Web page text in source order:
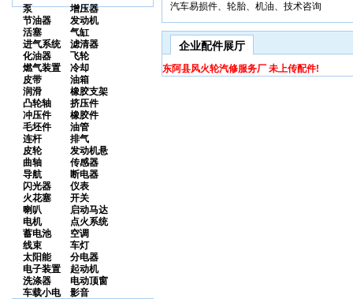
泵
增压器
节油器
发动机
活塞
气缸
进气系统
滤清器
化油器
飞轮
燃气装置
冷却
皮带
油箱
润滑
橡胶支架
凸轮轴
挤压件
冲压件
橡胶件
毛坯件
油管
连杆
排气
皮轮
发动机悬
曲轴
传感器
导航
断电器
闪光器
仪表
火花塞
开关
喇叭
启动马达
电机
点火系统
蓄电池
空调
线束
车灯
太阳能
分电器
电子装置
起动机
洗涤器
电动顶窗
车载小电
影音
汽车易损件、轮胎、机油、技术咨询
企业配件展厅
东阿县风火轮汽修服务厂 未上传配件!